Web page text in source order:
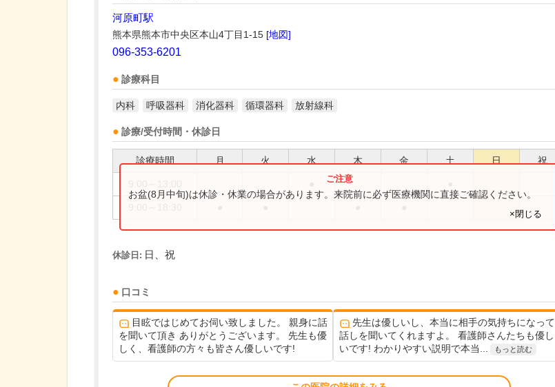
河原町駅
熊本県熊本市中央区本山4丁目1-15 [地図]
096-353-6201
診療科目
内科 呼吸器科 消化器科 循環器科 放射線科
診療/受付時間・休診日
診療時間 月 火 水 木 金 土 日 祝
お盆(8月中旬)は休診・休業の場合があります。来院前に必ず医療機関に直接ご確認ください。
×閉じる
休診日: 日、祝
口コミ
目眩ではじめてお伺い致しました。 親身に話
を聞いて頂き ありがとうございます。 先生も優
しく、看護師の方々も皆さん優しいです!
先生は優しいし、本当に相手の気持ちになって
話しを聞いてくれますよ。 看護師さんたちも優し
いです! わかりやすい説明で本当...
もっと読む